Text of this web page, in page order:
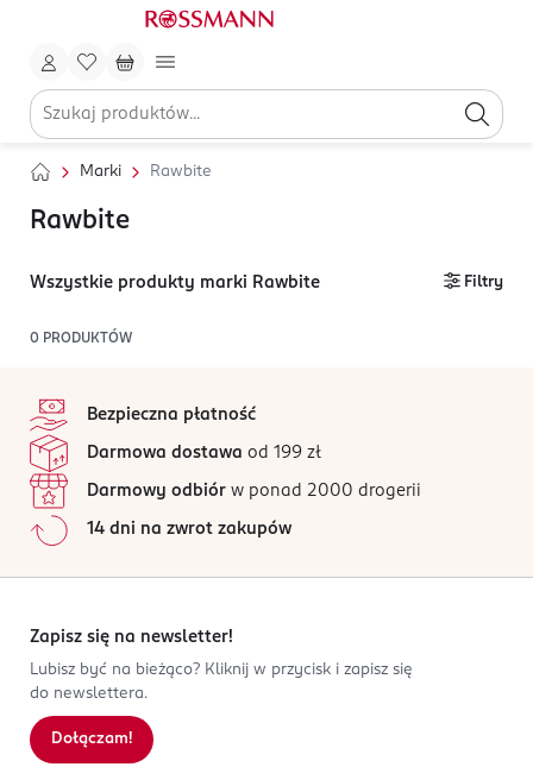
Marki Rawbite
Rawbite
Wszystkie produkty marki Rawbite Filtry
0 PRODUKTÓW
Bezpieczna płatność
Darmowa dostawa od 199 zł
Darmowy odbiór w ponad 2000 drogerii
14 dni na zwrot zakupów
Zapisz się na newsletter!
Lubisz być na bieżąco? Kliknij w przycisk i zapisz się
do newslettera.
Dołączam!